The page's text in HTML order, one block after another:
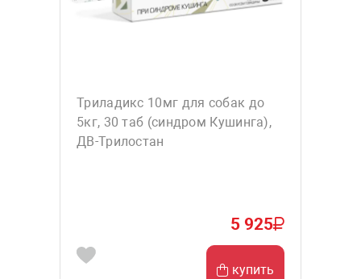
Триладикс 10мг для собак до
5кг, 30 таб (синдром Кушинга),
ДВ-Трилостан
5 925
купить